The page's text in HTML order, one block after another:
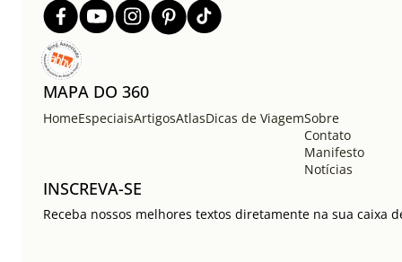
MAPA DO 360
HomeEspeciaisArtigosAtlasDicas de ViagemSobre
Contato
Manifesto
Notícias
INSCREVA-SE
Receba nossos melhores textos diretamente na sua caixa